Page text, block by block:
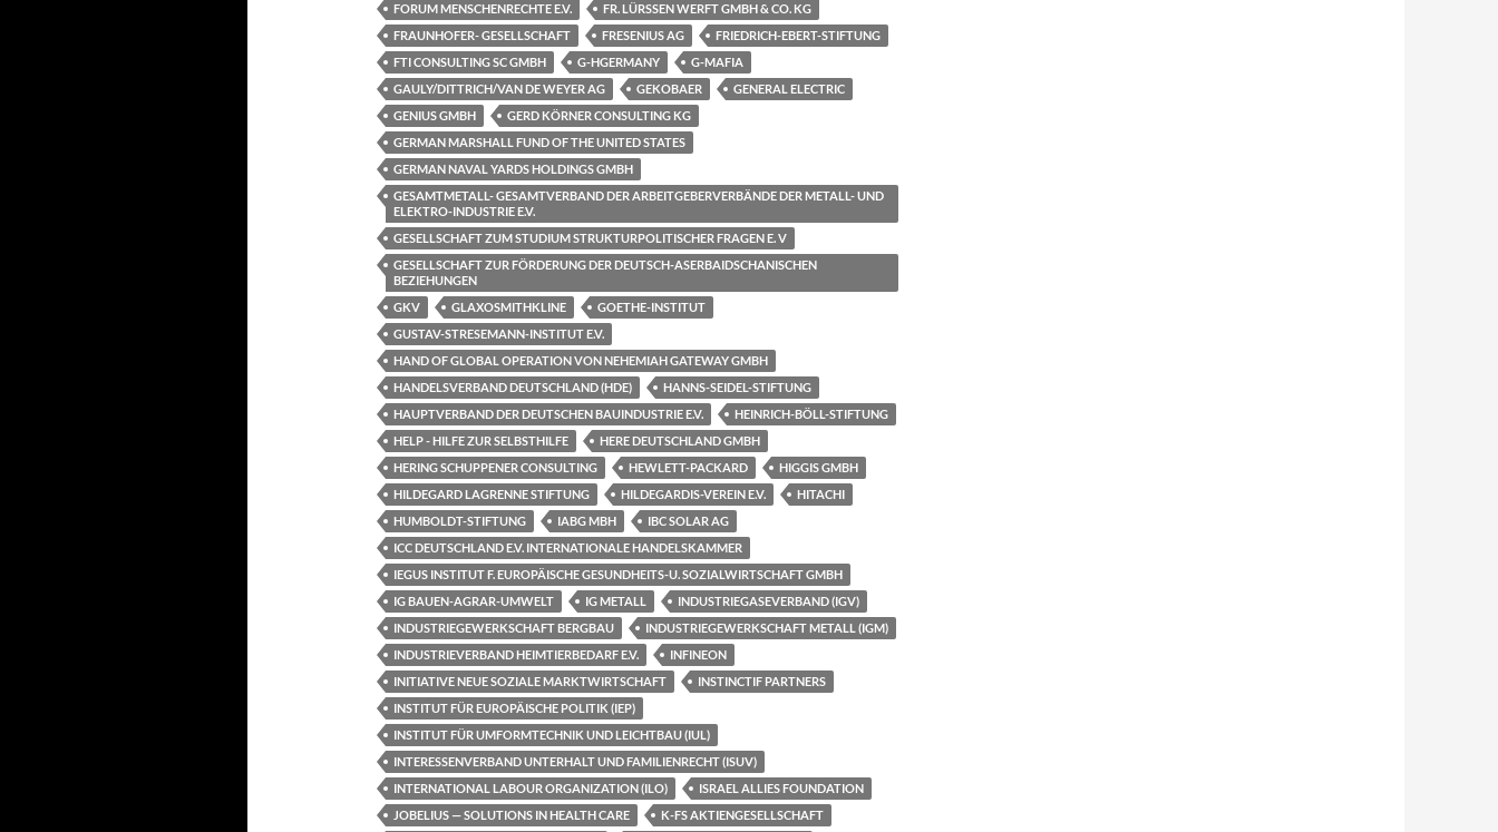
FORUM MENSCHENRECHTE E.V.
FR. LÜRSSEN WERFT GMBH & CO. KG
FRAUNHOFER- GESELLSCHAFT
FRESENIUS AG
FRIEDRICH-EBERT-STIFTUNG
FTI CONSULTING SC GMBH
G-HGERMANY
G-MAFIA
GAULY/DITTRICH/VAN DE WEYER AG
GEKOBAER
GENERAL ELECTRIC
GENIUS GMBH
GERD KÖRNER CONSULTING KG
GERMAN MARSHALL FUND OF THE UNITED STATES
GERMAN NAVAL YARDS HOLDINGS GMBH
GESAMTMETALL- GESAMTVERBAND DER ARBEITGEBERVERBÄNDE DER METALL- UND
ELEKTRO-INDUSTRIE E.V.
GESELLSCHAFT ZUM STUDIUM STRUKTURPOLITISCHER FRAGEN E. V
GESELLSCHAFT ZUR FÖRDERUNG DER DEUTSCH-ASERBAIDSCHANISCHEN
BEZIEHUNGEN
GKV
GLAXOSMITHKLINE
GOETHE-INSTITUT
GUSTAV-STRESEMANN-INSTITUT E.V.
HAND OF GLOBAL OPERATION VON NEHEMIAH GATEWAY GMBH
HANDELSVERBAND DEUTSCHLAND (HDE)
HANNS-SEIDEL-STIFTUNG
HAUPTVERBAND DER DEUTSCHEN BAUINDUSTRIE E.V.
HEINRICH-BÖLL-STIFTUNG
HELP - HILFE ZUR SELBSTHILFE
HERE DEUTSCHLAND GMBH
HERING SCHUPPENER CONSULTING
HEWLETT-PACKARD
HIGGIS GMBH
HILDEGARD LAGRENNE STIFTUNG
HILDEGARDIS-VEREIN E.V.
HITACHI
HUMBOLDT-STIFTUNG
IABG MBH
IBC SOLAR AG
ICC DEUTSCHLAND E.V. INTERNATIONALE HANDELSKAMMER
IEGUS INSTITUT F. EUROPÄISCHE GESUNDHEITS-U. SOZIALWIRTSCHAFT GMBH
IG BAUEN-AGRAR-UMWELT
IG METALL
INDUSTRIEGASEVERBAND (IGV)
INDUSTRIEGEWERKSCHAFT BERGBAU
INDUSTRIEGEWERKSCHAFT METALL (IGM)
INDUSTRIEVERBAND HEIMTIERBEDARF E.V.
INFINEON
INITIATIVE NEUE SOZIALE MARKTWIRTSCHAFT
INSTINCTIF PARTNERS
INSTITUT FÜR EUROPÄISCHE POLITIK (IEP)
INSTITUT FÜR UMFORMTECHNIK UND LEICHTBAU (IUL)
INTERESSENVERBAND UNTERHALT UND FAMILIENRECHT (ISUV)
INTERNATIONAL LABOUR ORGANIZATION (ILO)
ISRAEL ALLIES FOUNDATION
JOBELIUS — SOLUTIONS IN HEALTH CARE
K-FS AKTIENGESELLSCHAFT